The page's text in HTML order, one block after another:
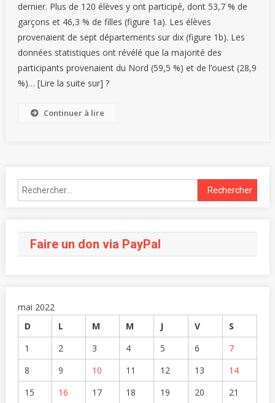
dernier. Plus de 120 élèves y ont participé, dont 53,7 % de
garçons et 46,3 % de filles (figure 1a). Les élèves
provenaient de sept départements sur dix (figure 1b). Les
données statistiques ont révélé que la majorité des
participants provenaient du Nord (59,5 %) et de l’ouest (28,9
%)… [Lire la suite sur] ?
Continuer à lire
Faire un don via PayPal
mai 2022
D
L M M J V
S
1
2 3 4 5 6
7
8
9 10 11 12 13
14
15
16 17 18 19 20
21